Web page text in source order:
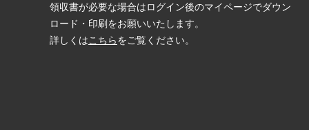
領収書が必要な場合はログイン後のマイページでダウン
ロード・印刷をお願いいたします。
詳しくはこちらをご覧ください。